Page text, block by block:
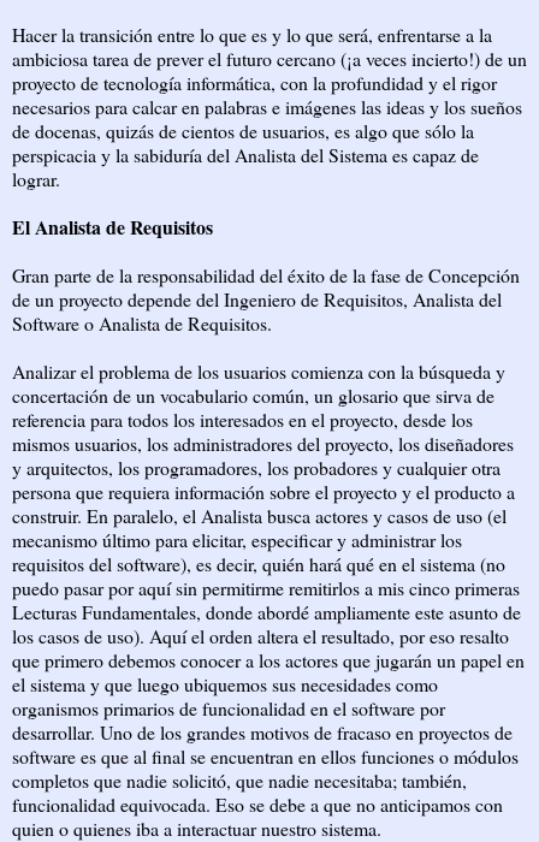
Hacer la transición entre lo que es y lo que será, enfrentarse a la
ambiciosa tarea de prever el futuro cercano (¡a veces incierto!) de un
proyecto de tecnología informática, con la profundidad y el rigor
necesarios para calcar en palabras e imágenes las ideas y los sueños
de docenas, quizás de cientos de usuarios, es algo que sólo la
perspicacia y la sabiduría del Analista del Sistema es capaz de
lograr.
El Analista de Requisitos
Gran parte de la responsabilidad del éxito de la fase de Concepción
de un proyecto depende del Ingeniero de Requisitos, Analista del
Software o Analista de Requisitos.
Analizar el problema de los usuarios comienza con la búsqueda y
concertación de un vocabulario común, un glosario que sirva de
referencia para todos los interesados en el proyecto, desde los
mismos usuarios, los administradores del proyecto, los diseñadores
y arquitectos, los programadores, los probadores y cualquier otra
persona que requiera información sobre el proyecto y el producto a
construir. En paralelo, el Analista busca actores y casos de uso (el
mecanismo último para elicitar, especificar y administrar los
requisitos del software), es decir, quién hará qué en el sistema (no
puedo pasar por aquí sin permitirme remitirlos a mis cinco primeras
Lecturas Fundamentales, donde abordé ampliamente este asunto de
los casos de uso). Aquí el orden altera el resultado, por eso resalto
que primero debemos conocer a los actores que jugarán un papel en
el sistema y que luego ubiquemos sus necesidades como
organismos primarios de funcionalidad en el software por
desarrollar. Uno de los grandes motivos de fracaso en proyectos de
software es que al final se encuentran en ellos funciones o módulos
completos que nadie solicitó, que nadie necesitaba; también,
funcionalidad equivocada. Eso se debe a que no anticipamos con
quien o quienes iba a interactuar nuestro sistema.